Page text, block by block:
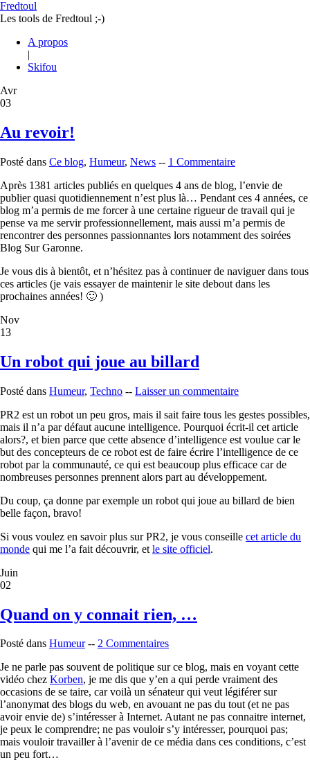
Fredtoul
Les tools de Fredtoul ;-)
A propos
|
Skifou
Avr
03
Au revoir!
Posté dans Ce blog, Humeur, News -- 1 Commentaire
Après 1381 articles publiés en quelques 4 ans de blog, l’envie de
publier quasi quotidiennement n’est plus là… Pendant ces 4 années, ce
blog m’a permis de me forcer à une certaine rigueur de travail qui je
pense va me servir professionnellement, mais aussi m’a permis de
rencontrer des personnes passionnantes lors notamment des soirées
Blog Sur Garonne.
Je vous dis à bientôt, et n’hésitez pas à continuer de naviguer dans tous
ces articles (je vais essayer de maintenir le site debout dans les
prochaines années! 🙂 )
Nov
13
Un robot qui joue au billard
Posté dans Humeur, Techno -- Laisser un commentaire
PR2 est un robot un peu gros, mais il sait faire tous les gestes possibles,
mais il n’a par défaut aucune intelligence. Pourquoi écrit-il cet article
alors?, et bien parce que cette absence d’intelligence est voulue car le
but des concepteurs de ce robot est de faire écrire l’intelligence de ce
robot par la communauté, ce qui est beaucoup plus efficace car de
nombreuses personnes prennent alors part au développement.
Du coup, ça donne par exemple un robot qui joue au billard de bien
belle façon, bravo!
Si vous voulez en savoir plus sur PR2, je vous conseille cet article du
monde qui me l’a fait découvrir, et le site officiel.
Juin
02
Quand on y connait rien, …
Posté dans Humeur-- 2 Commentaires
Je ne parle pas souvent de politique sur ce blog, mais en voyant cette
vidéo chez Korben, je me dis que y’en a qui perde vraiment des
occasions de se taire, car voilà un sénateur qui veut légiférer sur
l’anonymat des blogs du web, en avouant ne pas du tout (et ne pas
avoir envie de) s’intéresser à Internet. Autant ne pas connaitre internet,
je peux le comprendre; ne pas vouloir s’y intéresser, pourquoi pas;
mais vouloir travailler à l’avenir de ce média dans ces conditions, c’est
un peu fort…